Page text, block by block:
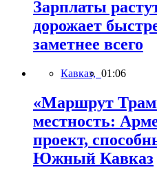
Зарплаты
дорожает
заметнее всего
Кавказ, 01:06
«Маршрут
местность:
проект,
Южный Кавказ